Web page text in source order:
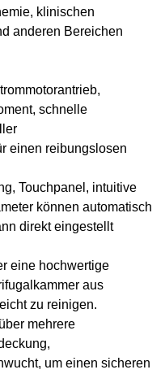
klinischen
anderen Bereichen
schnelle
einen reibungslosen
Touchpanel, intuitive
können automatisch
direkt eingestellt
eine hochwertige
aus
zu reinigen.
mehrere
um einen sicheren